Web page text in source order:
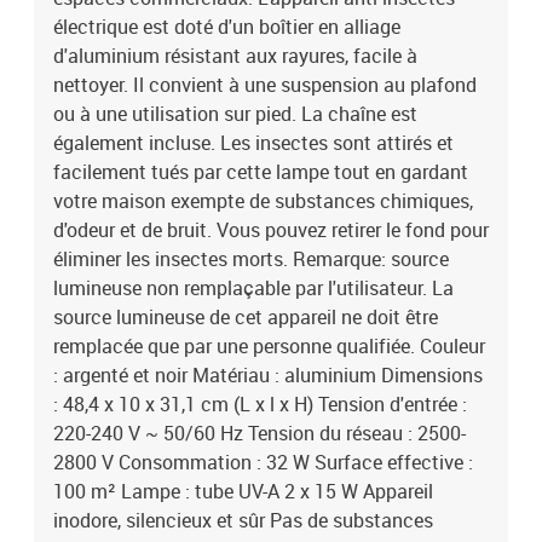
électrique est doté d'un boîtier en alliage
d'aluminium résistant aux rayures, facile à
nettoyer. Il convient à une suspension au plafond
ou à une utilisation sur pied. La chaîne est
également incluse. Les insectes sont attirés et
facilement tués par cette lampe tout en gardant
votre maison exempte de substances chimiques,
d'odeur et de bruit. Vous pouvez retirer le fond pour
éliminer les insectes morts. Remarque: source
lumineuse non remplaçable par l'utilisateur. La
source lumineuse de cet appareil ne doit être
remplacée que par une personne qualifiée. Couleur
: argenté et noir Matériau : aluminium Dimensions
: 48,4 x 10 x 31,1 cm (L x l x H) Tension d'entrée :
220-240 V ~ 50/60 Hz Tension du réseau : 2500-
2800 V Consommation : 32 W Surface effective :
100 m² Lampe : tube UV-A 2 x 15 W Appareil
inodore, silencieux et sûr Pas de substances